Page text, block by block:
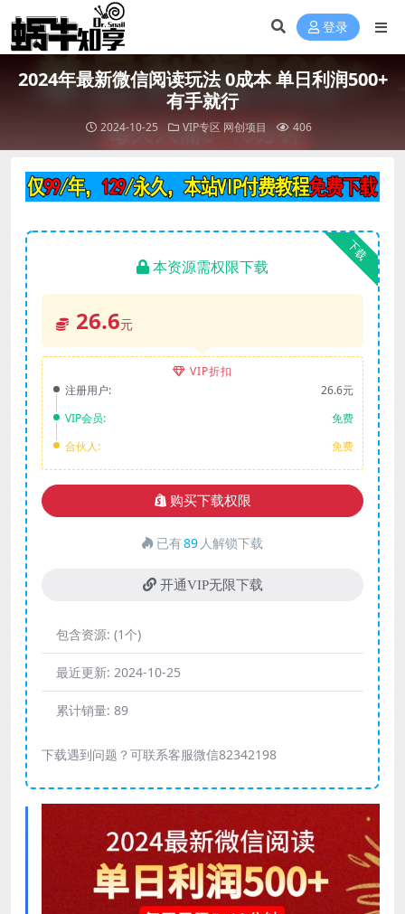
登录
2024年最新微信阅读玩法 0成本 单日利润500+
有手就行
2024-10-25 VIP专区 网创项目 406
下载
本资源需权限下载
26.6元
VIP折扣
注册用户:
26.6元
VIP会员:
免费
合伙人:
免费
购买下载权限
已有89 人解锁下载
开通VIP无限下载
包含资源: (1个)
最近更新: 2024-10-25
累计销量: 89
下载遇到问题？可联系客服微信82342198